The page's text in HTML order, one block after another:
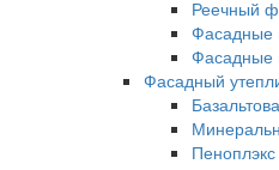
Реечный
Фасадные
Фасадные
Фасадный